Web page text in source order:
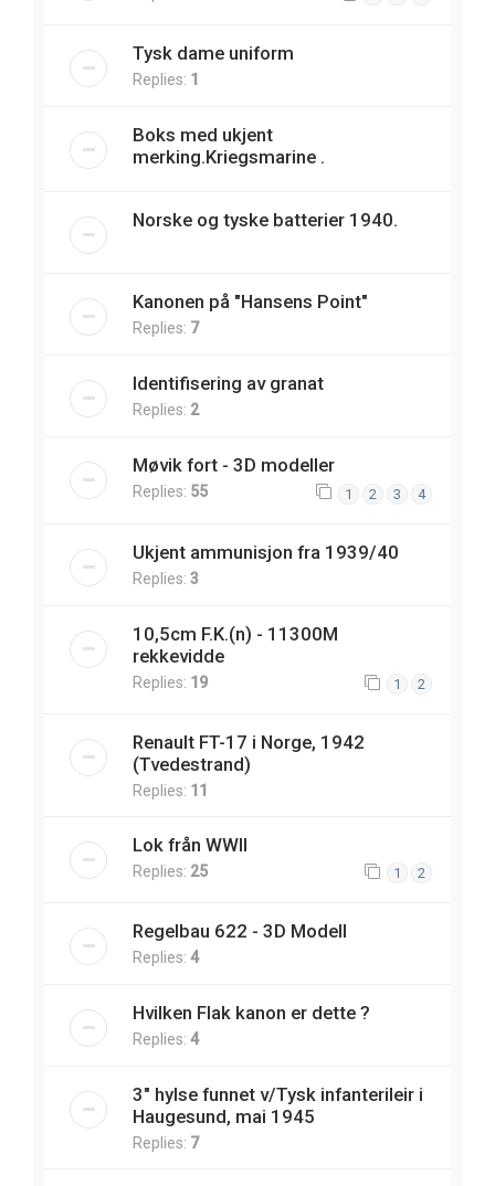
Tysk dame uniform
Replies: 1
Boks med ukjent
merking.Kriegsmarine .
Norske og tyske batterier 1940.
Kanonen på "Hansens Point"
Replies: 7
Identifisering av granat
Replies: 2
Møvik fort - 3D modeller
Replies: 55 1 2 3 4
Ukjent ammunisjon fra 1939/40
Replies: 3
10,5cm F.K.(n) - 11300M
rekkevidde
Replies: 19 1 2
Renault FT-17 i Norge, 1942
(Tvedestrand)
Replies: 11
Lok från WWII
Replies: 25 1 2
Regelbau 622 - 3D Modell
Replies: 4
Hvilken Flak kanon er dette ?
Replies: 4
3" hylse funnet v/Tysk infanterileir i
Haugesund, mai 1945
Replies: 7